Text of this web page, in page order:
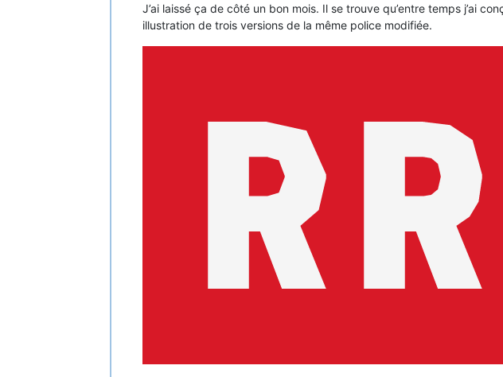
J’ai laissé ça de côté un bon mois. Il se trouve qu’entre temps j’ai
illustration de trois versions de la même police modifiée.